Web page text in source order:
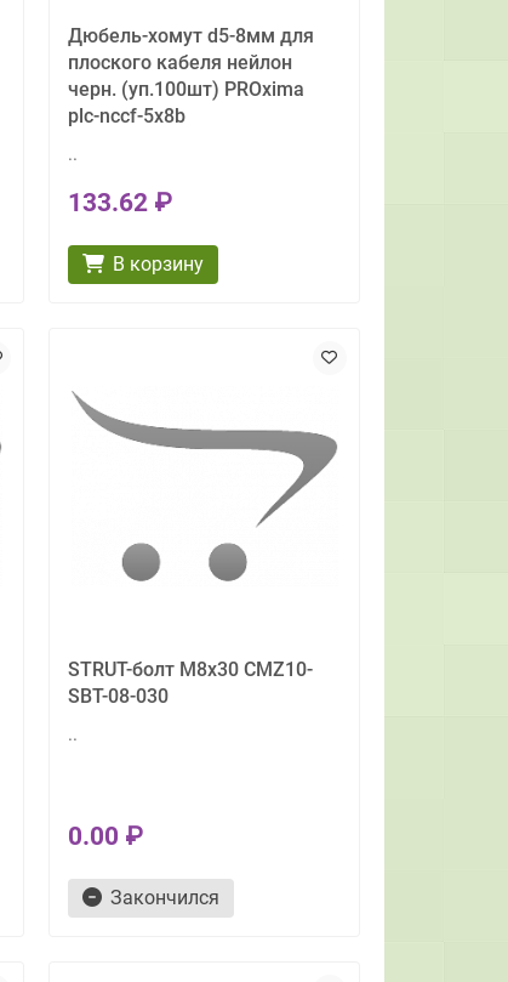
Дюбель-хомут d5-8мм для
плоского кабеля нейлон
черн. (уп.100шт) PROxima
plc-nccf-5x8b
..
133.62 ₽
В корзину
STRUT-болт М8х30 CMZ10-
SBT-08-030
..
0.00 ₽
Закончился